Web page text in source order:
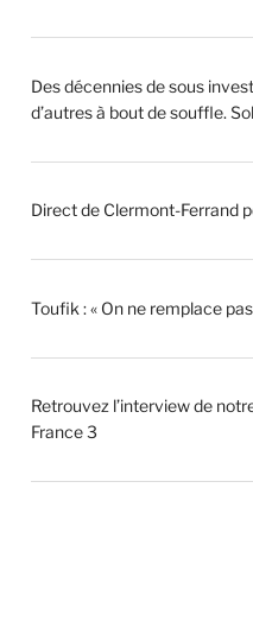
Des décennies de sous
d’autres à bout de souffle.
Direct de Clermont-Ferrand
Toufik : « On ne remplace
Retrouvez l’interview de
France 3